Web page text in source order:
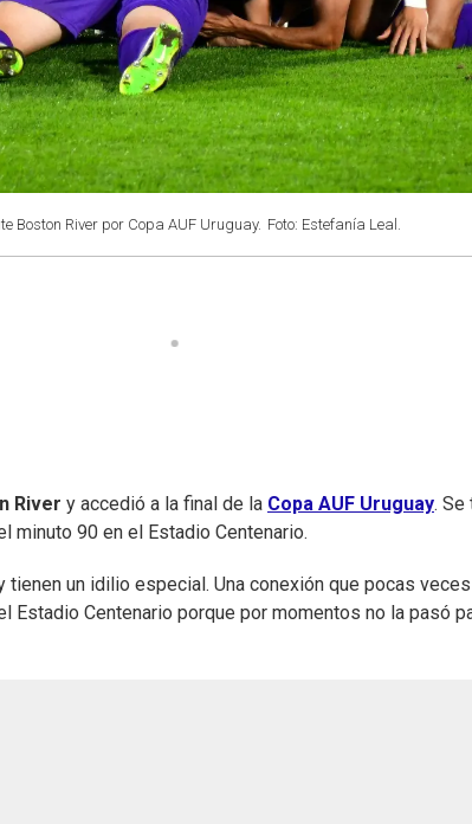
Boston River por Copa AUF Uruguay. Foto: Estefanía Leal.
River y accedió a la final de la Copa AUF Uruguay. Se
minuto 90 en el Estadio Centenario.
tienen un idilio especial. Una conexión que pocas
Estadio Centenario porque por momentos no la pasó